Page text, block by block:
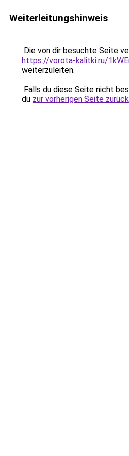
Weiterleitungshinweis
Die von dir besuchte Seite
https://vorota-kalitki.ru/
weiterzuleiten.
Falls du diese Seite nicht
du zur vorherigen Seite